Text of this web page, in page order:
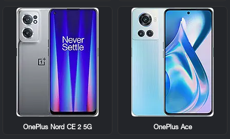
OnePlus Ace
OnePlus Nord CE 2 5G